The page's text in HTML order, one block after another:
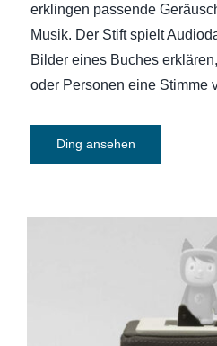
erklingen passende
Musik. Der Stift spielt
Bilder eines Buches
oder Personen eine Stimme
Ding ansehen